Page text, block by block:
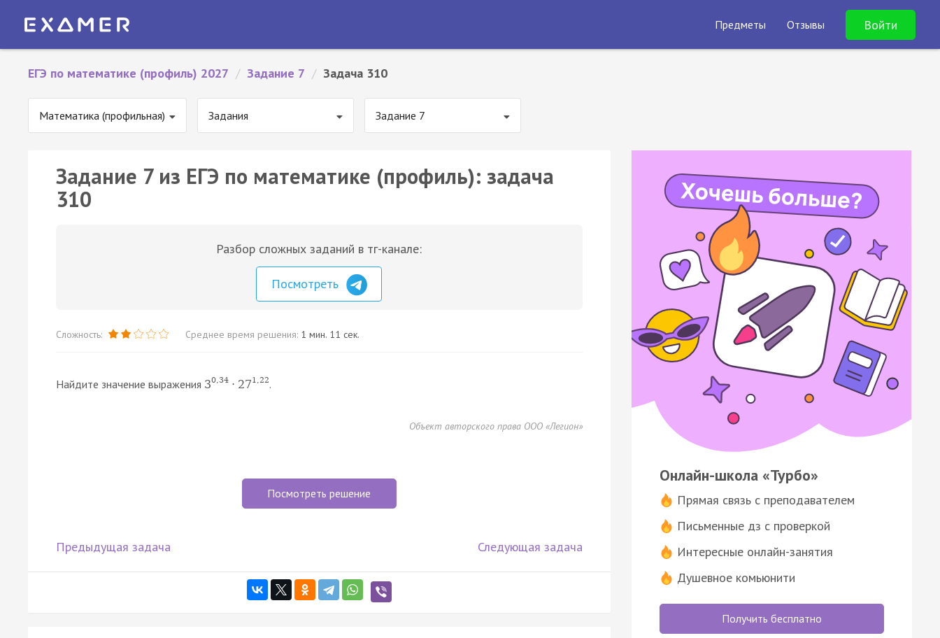
Предметы Отзывы Войти
ЕГЭ по математике (профиль) 2027 / Задание 7 / Задача 310
Математика (профильная) Задания Задание 7
Задание 7 из ЕГЭ по математике (профиль): задача
310
Разбор сложных заданий в тг-канале:
Посмотреть
Сложность: Среднее время решения: 1 мин. 11 сек.
Найдите значение выражения 30 34 ⋅ 271 22.
Объект авторского права ООО «Легион»
Посмотреть решение
Предыдущая задача Следующая задача
Онлайн-школа «Турбо»
Прямая связь с преподавателем
Письменные дз с проверкой
Интересные онлайн-занятия
Душевное комьюнити
Получить бесплатно